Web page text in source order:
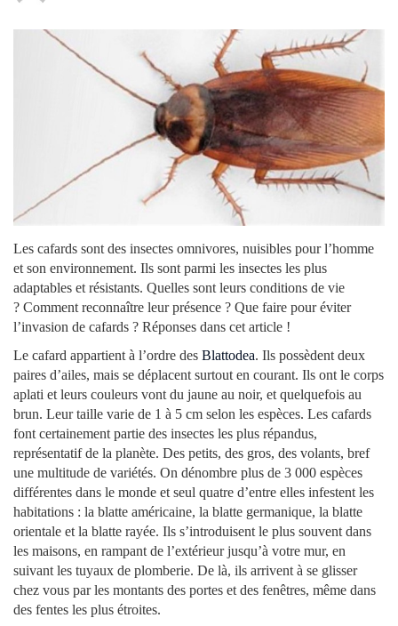
Les cafards sont des insectes omnivores, nuisibles pour l’homme
et son environnement. Ils sont parmi les insectes les plus
adaptables et résistants. Quelles sont leurs conditions de vie
? Comment reconnaître leur présence ? Que faire pour éviter
l’invasion de cafards ? Réponses dans cet article !
Le cafard appartient à l’ordre des Blattodea. Ils possèdent deux
paires d’ailes, mais se déplacent surtout en courant. Ils ont le corps
aplati et leurs couleurs vont du jaune au noir, et quelquefois au
brun. Leur taille varie de 1 à 5 cm selon les espèces. Les cafards
font certainement partie des insectes les plus répandus,
représentatif de la planète. Des petits, des gros, des volants, bref
une multitude de variétés. On dénombre plus de 3 000 espèces
différentes dans le monde et seul quatre d’entre elles infestent les
habitations : la blatte américaine, la blatte germanique, la blatte
orientale et la blatte rayée. Ils s’introduisent le plus souvent dans
les maisons, en rampant de l’extérieur jusqu’à votre mur, en
suivant les tuyaux de plomberie. De là, ils arrivent à se glisser
chez vous par les montants des portes et des fenêtres, même dans
des fentes les plus étroites.